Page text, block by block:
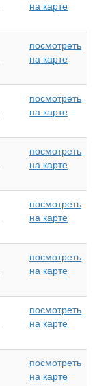
на карте
посмотреть
на карте
посмотреть
на карте
посмотреть
на карте
посмотреть
на карте
посмотреть
на карте
посмотреть
на карте
посмотреть
на карте